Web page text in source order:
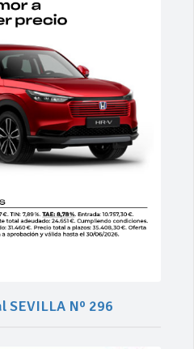
SEVILLA Nº 296